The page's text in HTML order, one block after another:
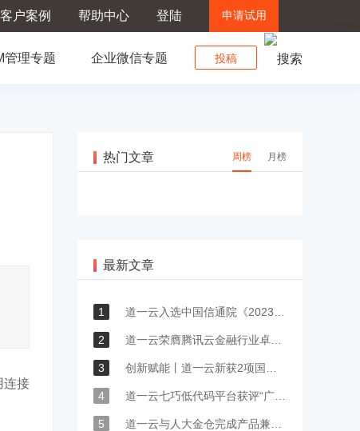
客户案例 帮助中心 登陆 申请试用
管理专题 企业微信专题 投稿
连接
热门文章 周榜 月榜
最新文章
1 道一云入选中国信通院《2023低代码·无代码应用案例汇编》
2 道一云荣膺腾讯云金融行业卓越服务奖
3 创新赋能丨道一云新获2项国家发明专利授权
4 道一云七巧低代码平台获评“广东省名优高新技术产品”
5 道一云与人大金仓完成产品兼容性认证